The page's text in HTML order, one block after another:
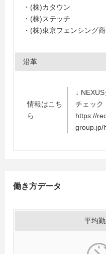
・(株)カタウン
・(株)ステッチ
・(株)東京フェンシング
沿革
情報はこち
ら
↓
チェック
https://
group.jp/
働き方データ
平均